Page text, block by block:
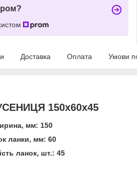
Доставка Оплата Умови
150x60x45
мм: 150
ланки, мм: 60
ланок, шт.: 45